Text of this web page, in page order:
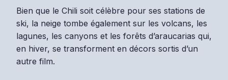
Bien que le Chili soit célèbre pour ses stations de
ski, la neige tombe également sur les volcans, les
lagunes, les canyons et les forêts d’araucarias qui,
en hiver, se transforment en décors sortis d’un
autre film.